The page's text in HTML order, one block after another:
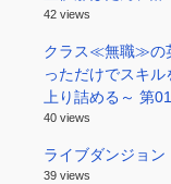
42 views
クラス≪無職≫の
っただけでスキ
上り詰める～ 第
40 views
ライブダンジョン
39 views